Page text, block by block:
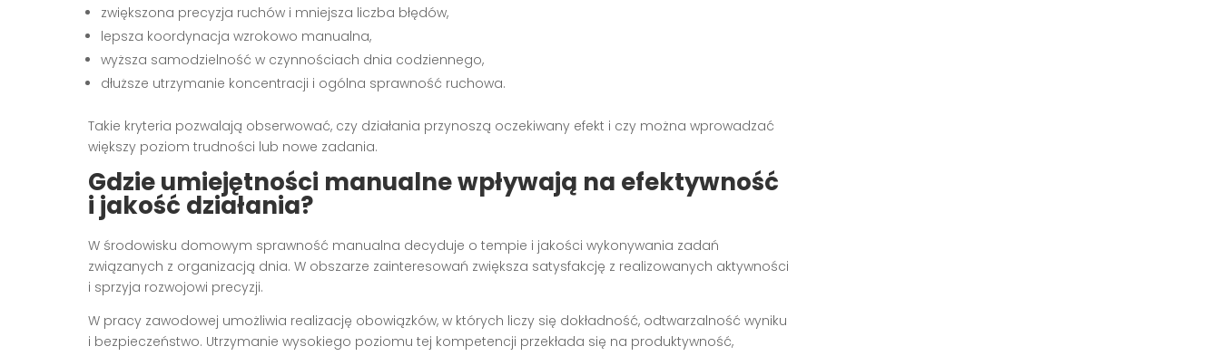
zwiększona precyzja ruchów i mniejsza liczba błędów,
lepsza koordynacja wzrokowo manualna,
wyższa samodzielność w czynnościach dnia codziennego,
dłuższe utrzymanie koncentracji i ogólna sprawność ruchowa.
Takie kryteria pozwalają obserwować, czy działania przynoszą oczekiwany efekt i czy można wprowadzać
większy poziom trudności lub nowe zadania.
Gdzie umiejętności manualne wpływają na efektywność
i jakość działania?
W środowisku domowym sprawność manualna decyduje o tempie i jakości wykonywania zadań
związanych z organizacją dnia. W obszarze zainteresowań zwiększa satysfakcję z realizowanych aktywności
i sprzyja rozwojowi precyzji.
W pracy zawodowej umożliwia realizację obowiązków, w których liczy się dokładność, odtwarzalność wyniku
i bezpieczeństwo. Utrzymanie wysokiego poziomu tej kompetencji przekłada się na produktywność,